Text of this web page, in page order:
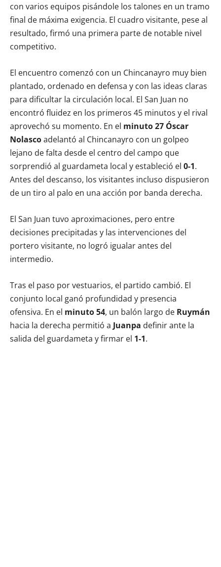
con varios equipos pisándole los talones en un tramo
final de máxima exigencia. El cuadro visitante, pese al
resultado, firmó una primera parte de notable nivel
competitivo.
El encuentro comenzó con un Chincanayro muy bien
plantado, ordenado en defensa y con las ideas claras
para dificultar la circulación local. El San Juan no
encontró fluidez en los primeros 45 minutos y el rival
aprovechó su momento. En el minuto 27 Óscar
Nolascoadelantó al Chincanayro con un golpeo
lejano de falta desde el centro del campo que
sorprendió al guardameta local y estableció el 0-1.
Antes del descanso, los visitantes incluso dispusieron
de un tiro al palo en una acción por banda derecha.
El San Juan tuvo aproximaciones, pero entre
decisiones precipitadas y las intervenciones del
portero visitante, no logró igualar antes del
intermedio.
Tras el paso por vestuarios, el partido cambió. El
conjunto local ganó profundidad y presencia
ofensiva. En el minuto 54, un balón largo de Ruymán
hacia la derecha permitió a Juanpa definir ante la
salida del guardameta y firmar el 1-1.